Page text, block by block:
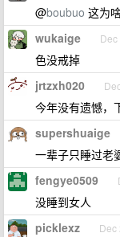
@boubuo 这为
wukaige
色没戒掉
jrtzxh020
今年没有遗憾，
supershuaige
一辈子只睡过老
fengye0509
没睡到女人
picklexz Dec